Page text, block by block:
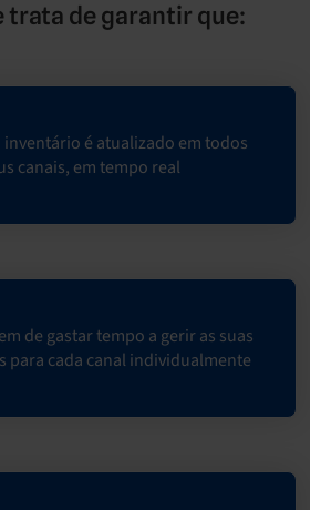
trata de garantir que:
inventário é atualizado em todos
canais, em tempo real
de gastar tempo a gerir as suas
para cada canal individualmente